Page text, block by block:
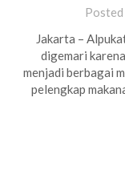
Posted
Jakarta –
digemari
menjadi berbagai
pelengkap